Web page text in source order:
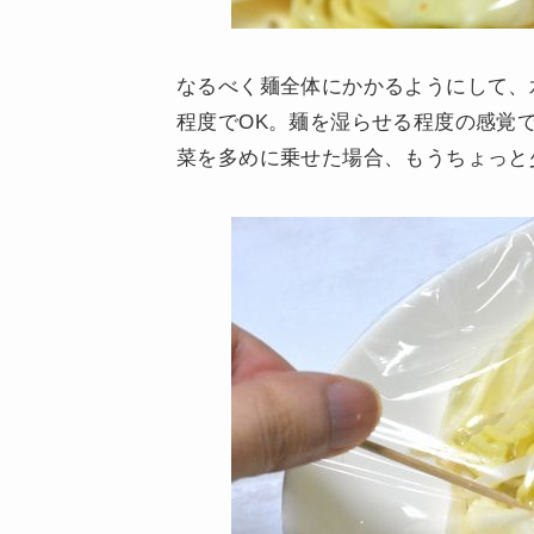
なるべく麺全体にかかるようにして
程度でOK。麺を湿らせる程度の感覚
菜を多めに乗せた場合、もうちょっ